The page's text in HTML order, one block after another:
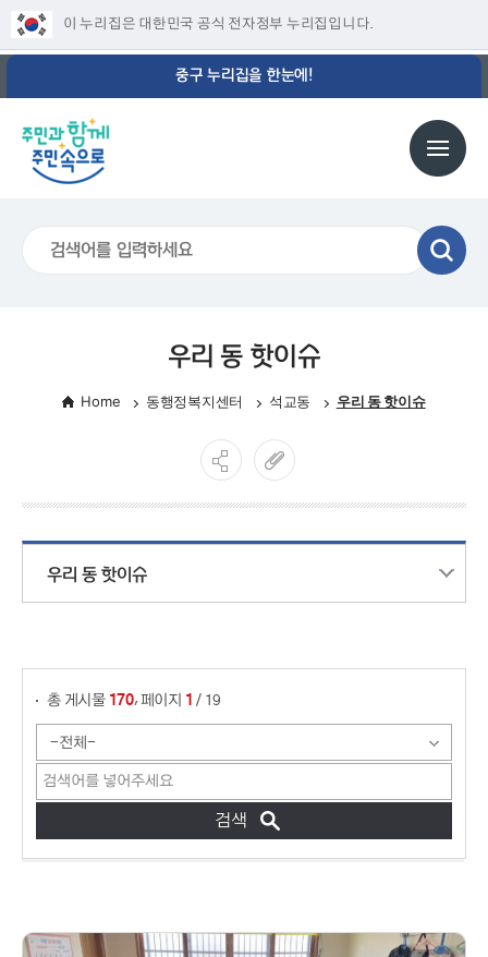
이 누리집은 대한민국 공식 전자정부 누리집입니다.
중구 누리집을 한눈에!
우리 동 핫이슈
Home 동행정복지센터 석교동 우리 동 핫이슈
우리 동 핫이슈
총 게시물 170, 페이지 1 / 19